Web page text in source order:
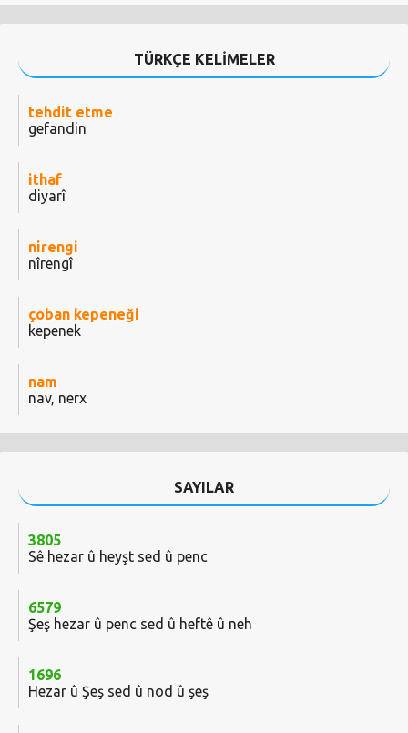
TÜRKÇE KELİMELER
tehdit etme
gefandin
ithaf
diyarî
nirengi
nîrengî
çoban kepeneği
kepenek
nam
nav, nerx
SAYILAR
3805
Sê hezar û heyşt sed û penc
6579
Şeş hezar û penc sed û heftê û neh
1696
Hezar û Şeş sed û nod û şeş